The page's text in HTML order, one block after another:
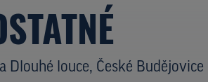
Dlouhé louce, České Budějovice